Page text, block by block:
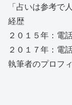
「占いは参考で
経歴
２０１５年：電
２０１７年：電
執筆者のプロフ